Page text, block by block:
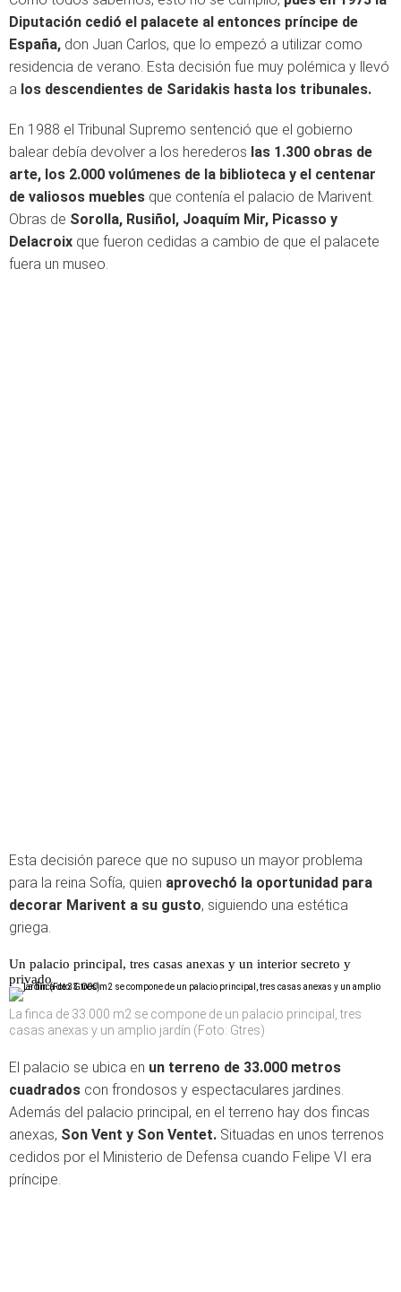
Diputación cedió el palacete al entonces príncipe de
España, don Juan Carlos, que lo empezó a utilizar como
residencia de verano. Esta decisión fue muy polémica y llevó
a los descendientes de Saridakis hasta los tribunales.
En 1988 el Tribunal Supremo sentenció que el gobierno
balear debía devolver a los herederos las 1.300 obras de
arte, los 2.000 volúmenes de la biblioteca y el centenar
de valiosos muebles que contenía el palacio de Marivent.
Obras de Sorolla, Rusiñol, Joaquím Mir, Picasso y
Delacroix que fueron cedidas a cambio de que el palacete
fuera un museo.
Esta decisión parece que no supuso un mayor problema
para la reina Sofía, quien aprovechó la oportunidad para
decorar Marivent a su gusto, siguiendo una estética
griega.
Un palacio principal, tres casas anexas y un interior secreto y
privado
La finca de 33.000 m2 se compone de un palacio principal, tres
casas anexas y un amplio jardín (Foto: Gtres)
El palacio se ubica en un terreno de 33.000 metros
cuadrados con frondosos y espectaculares jardines.
Además del palacio principal, en el terreno hay dos fincas
anexas, Son Vent y Son Ventet. Situadas en unos terrenos
cedidos por el Ministerio de Defensa cuando Felipe VI era
príncipe.